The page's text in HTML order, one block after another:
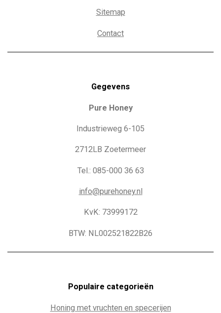
Sitemap
Contact
Gegevens
Pure Honey
Industrieweg 6-105
2712LB Zoetermeer
Tel.: 085-000 36 63
info@purehoney.nl
KvK: 73999172
BTW: NL002521822B26
Populaire categorieën
Honing met vruchten en specerijen